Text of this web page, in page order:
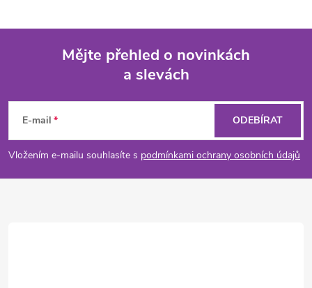
p
a
Mějte přehled o novinkách
a slevách
E-mail
Vložením e-mailu souhlasíte s podmínkami ochrany osobních údajů
ODEBÍRAT